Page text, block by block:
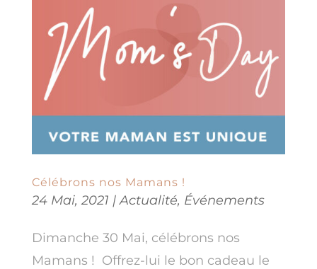
Célébrons nos Mamans !
24 Mai, 2021 |Actualité, Événements
Dimanche 30 Mai, célébrons nos
Mamans ! Offrez-lui le bon cadeau le